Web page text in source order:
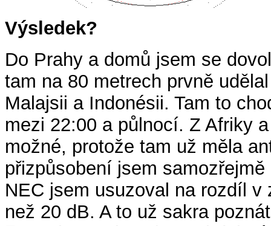
Výsledek?
Do Prahy a domů jsem se
tam na 80 metrech prvně
Malajsii a Indonésii. Tam to
mezi 22:00 a půlnocí. Z Afriky
možné, protože tam už měla
přizpůsobení jsem
NEC jsem usuzoval na rozdíl
než 20 dB. A to už sakra